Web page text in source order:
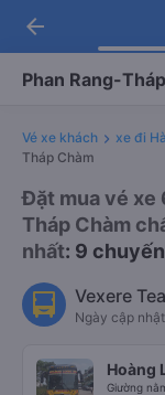
-
arrow_back
Phan Rang-
Vé xe khách xe đi
Tháp Chàm
Đặt mua vé xe
Tháp Chàm
nhất: 9
Vexere
Ngày cập
Hoàng
Giường